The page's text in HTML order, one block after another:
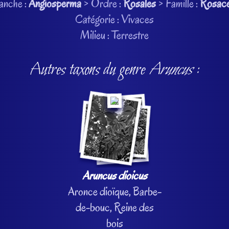
:Angiosperma> Ordre :Rosales> Famille :
Catégorie : Vivaces
Milieu : Terrestre
Autres taxons du genreAruncus:
Aruncus dioicus
Aronce dioïque, Barbe-
de-bouc, Reine des
bois